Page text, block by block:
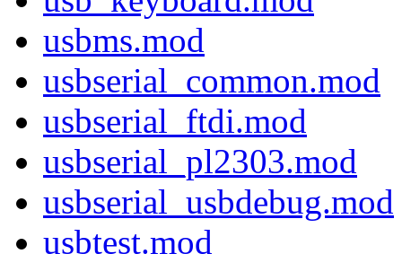
usbms.mod
usbserial_common.mod
usbserial_ftdi.mod
usbserial_pl2303.mod
usbserial_usbdebug.mod
usbtest.mod